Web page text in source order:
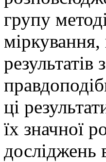
групу
ці
їх значної
досліджень